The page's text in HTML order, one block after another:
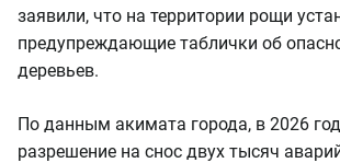
заявили, что на территории рощи
предупреждающие таблички об
деревьев.
По данным акимата города, в 2026
разрешение на снос двух тысяч